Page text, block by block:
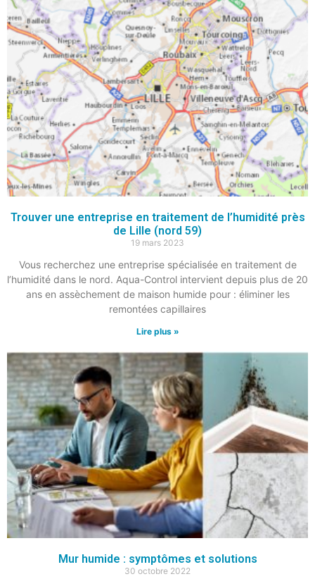
Trouver une entreprise en traitement de l’humidité près
de Lille (nord 59)
19 mars 2023
Vous recherchez une entreprise spécialisée en traitement de
l’humidité dans le nord. Aqua-Control intervient depuis plus de 20
ans en assèchement de maison humide pour : éliminer les
remontées capillaires
Lire plus »
Mur humide : symptômes et solutions
30 octobre 2022